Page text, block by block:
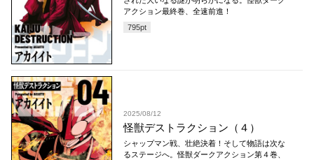
アクション最終巻、全速前進！
795pt
2025/08/12
怪獣デストラクション（４）
シャップマン戦、壮絶決着！そして物語は次な
るステージへ。怪獣ダークアクション第４巻、